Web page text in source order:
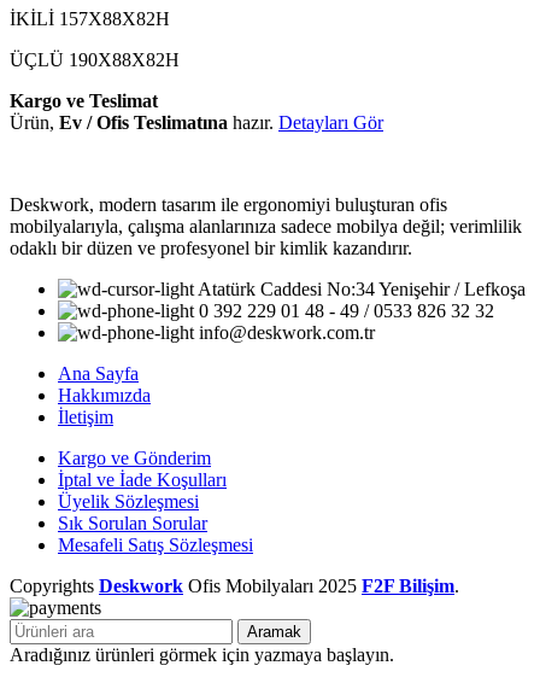
İKİLİ 157X88X82H
ÜÇLÜ 190X88X82H
Kargo ve Teslimat
Ürün, Ev / Ofis Teslimatına hazır. Detayları Gör
Deskwork, modern tasarım ile ergonomiyi buluşturan ofis
mobilyalarıyla, çalışma alanlarınıza sadece mobilya değil; verimlilik
odaklı bir düzen ve profesyonel bir kimlik kazandırır.
Atatürk Caddesi No:34 Yenişehir / Lefkoşa
0 392 229 01 48 - 49 / 0533 826 32 32
info@deskwork.com.tr
Ana Sayfa
Hakkımızda
İletişim
Kargo ve Gönderim
İptal ve İade Koşulları
Üyelik Sözleşmesi
Sık Sorulan Sorular
Mesafeli Satış Sözleşmesi
Copyrights Deskwork Ofis Mobilyaları 2025 F2F Bilişim.
Aramak
Aradığınız ürünleri görmek için yazmaya başlayın.